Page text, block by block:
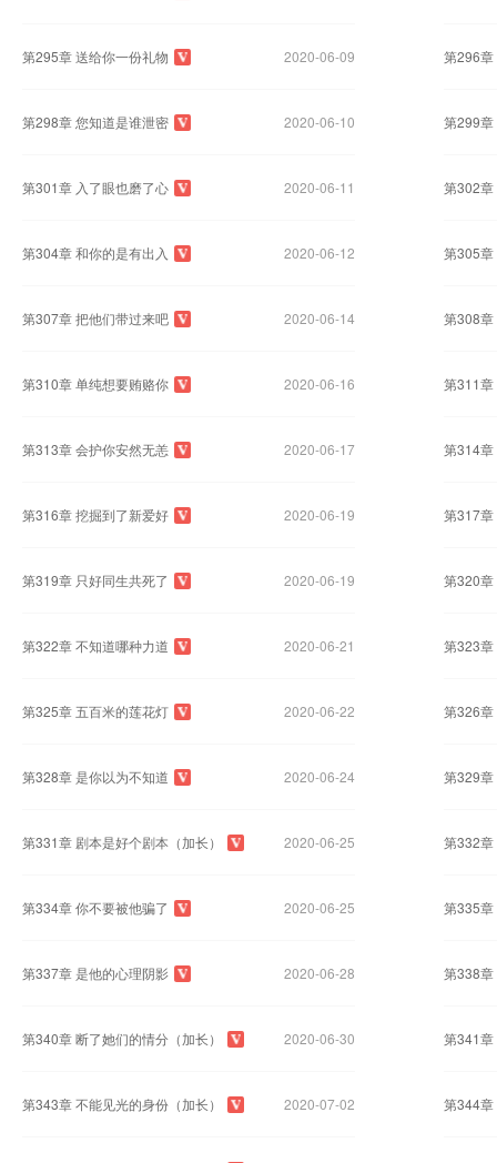
第295章 送给你一份礼物 2020-06-09 第296章
第298章 您知道是谁泄密 2020-06-10 第299章
第301章 入了眼也磨了心 2020-06-11 第302章
第304章 和你的是有出入 2020-06-12 第305章
第307章 把他们带过来吧 2020-06-14 第308章
第310章 单纯想要贿赂你 2020-06-16 第311章
第313章 会护你安然无恙 2020-06-17 第314章
第316章 挖掘到了新爱好 2020-06-19 第317章
第319章 只好同生共死了 2020-06-19 第320章
第322章 不知道哪种力道 2020-06-21 第323章
第325章 五百米的莲花灯 2020-06-22 第326章
第328章 是你以为不知道 2020-06-24 第329章
第331章 剧本是好个剧本（加长） 2020-06-25 第332章
第334章 你不要被他骗了 2020-06-25 第335章
第337章 是他的心理阴影 2020-06-28 第338章
第340章 断了她们的情分（加长） 2020-06-30 第341章
第343章 不能见光的身份（加长） 2020-07-02 第344章